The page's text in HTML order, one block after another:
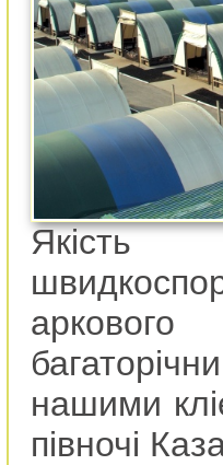
нашими
півночі